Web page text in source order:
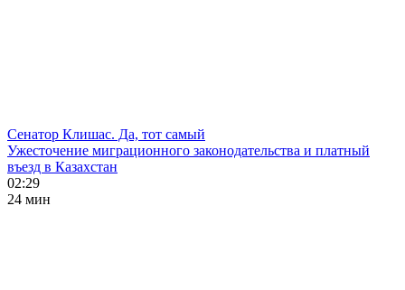
Сенатор Клишас. Да, тот самый
Ужесточение миграционного законодательства и платный
въезд в Казахстан
02:29
24 мин